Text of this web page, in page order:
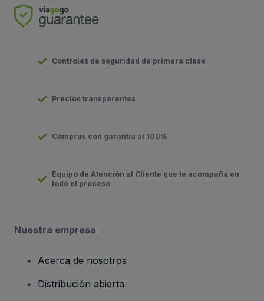
Controles de seguridad de primera clase
Precios transparentes
Compras con garantía al 100%
Equipo de Atención al Cliente que te acompaña en
todo el proceso
Nuestra empresa
Acerca de nosotros
Distribución abierta